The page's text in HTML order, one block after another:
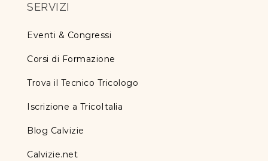
SERVIZI
Eventi & Congressi
Corsi di Formazione
Trova il Tecnico Tricologo
Iscrizione a TricoItalia
Blog Calvizie
Calvizie.net